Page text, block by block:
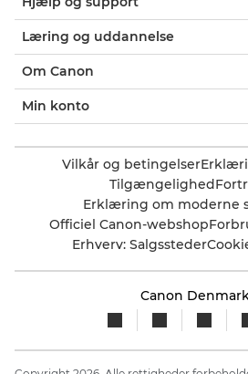
Læring og uddannelse
Om Canon
Min konto
Vilkår og betingelser
Tilgængelighed
Erklæring om moderne
Officiel Canon-webshop
Erhverv: Salgssteder
Canon